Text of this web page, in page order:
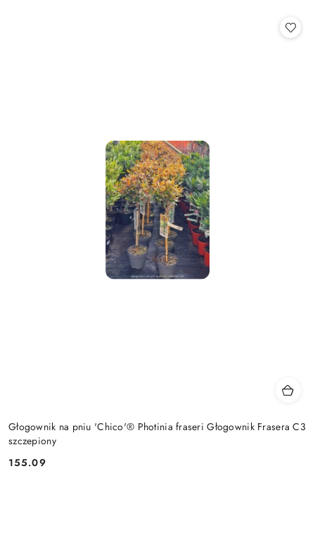
Głogownik na pniu 'Chico'® Photinia fraseri Głogownik Frasera C3
szczepiony
Cena:
155.09